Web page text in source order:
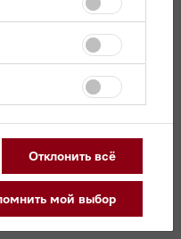
Отклонить всё
мой выбор